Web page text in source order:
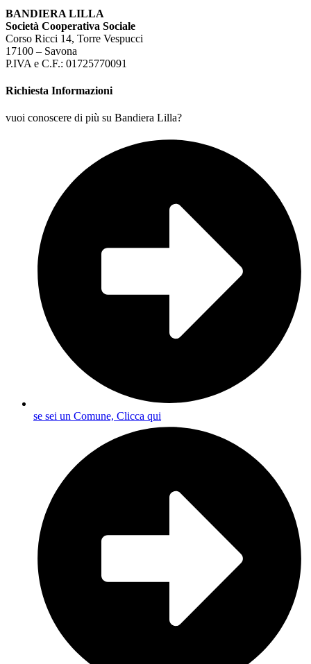
BANDIERA LILLA
Società Cooperativa Sociale
Corso Ricci 14, Torre Vespucci
17100 – Savona
P.IVA e C.F.: 01725770091
Richiesta Informazioni
vuoi conoscere di più su Bandiera Lilla?
se sei un Comune, Clicca qui